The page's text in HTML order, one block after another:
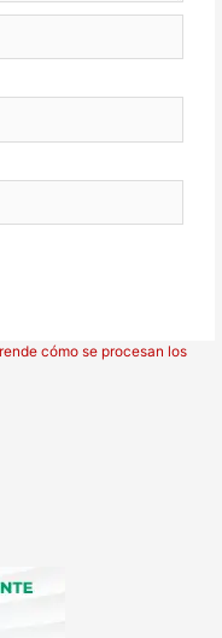
cómo se procesan los